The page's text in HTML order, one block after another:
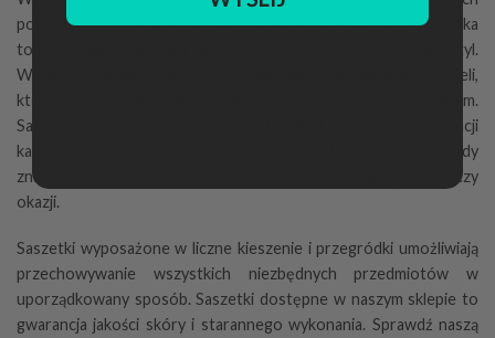
pojemność i praktyczne rozwiązania, które oferują. Saszetki nerka
to doskonały wybór dla mężczyzn ceniących sobie wygodę i styl.
W naszym sklepie internetowym znajdziesz szeroki wybór modeli,
które łączą wysokiej jakości materiały z nowoczesnym designem.
Saszetki męskie są nie tylko trwałe, ale także dodają elegancji
każdej stylizacji. Dzięki różnorodności dostępnych opcji, każdy
znajdzie coś dla siebie, niezależnie od preferowanego stylu czy
okazji.
Saszetki wyposażone w liczne kieszenie i przegródki umożliwiają
przechowywanie wszystkich niezbędnych przedmiotów w
uporządkowany sposób. Saszetki dostępne w naszym sklepie to
gwarancja jakości skóry i starannego wykonania. Sprawdź naszą